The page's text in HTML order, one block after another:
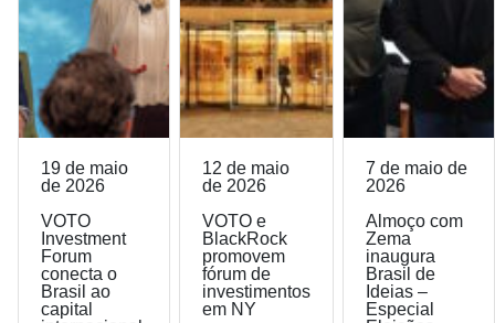
19 de maio
de 2026
VOTO
Investment
Forum
conecta o
Brasil ao
capital
12 de maio
de 2026
VOTO e
BlackRock
promovem
fórum de
investimentos
em NY
7 de maio de
2026
Almoço com
Zema
inaugura
Brasil de
Ideias –
Especial